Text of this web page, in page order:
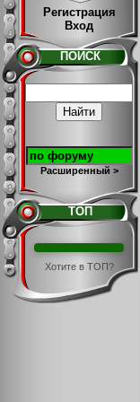
Регистрация
Вход
ПОИСК
Расширенный >
ТОП
Хотите в ТОП?